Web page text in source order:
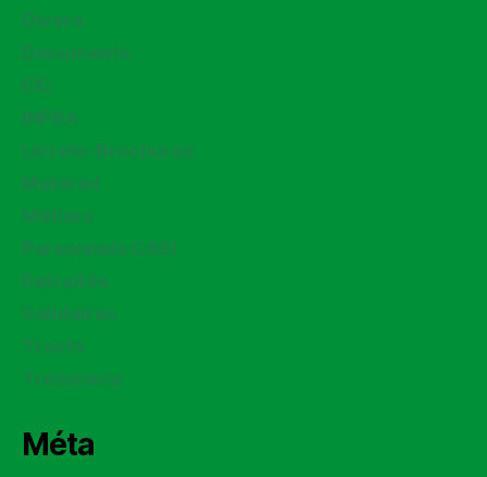
Divers
Documents
EIC
INFRA
Livrets-Brochures
Matériel
Métiers
Personnels CASI
Retraités
Solidaires
Tracts
Trésorerie
Méta